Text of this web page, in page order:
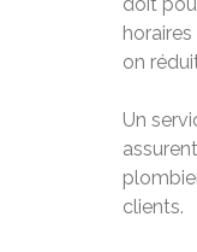
on
Un
clients.